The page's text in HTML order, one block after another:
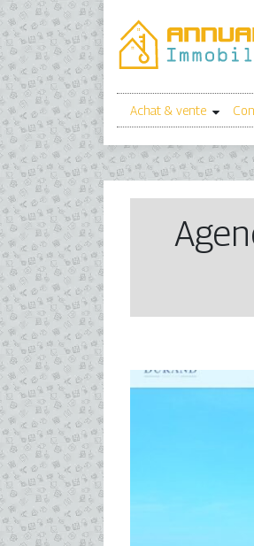
Achat & vente